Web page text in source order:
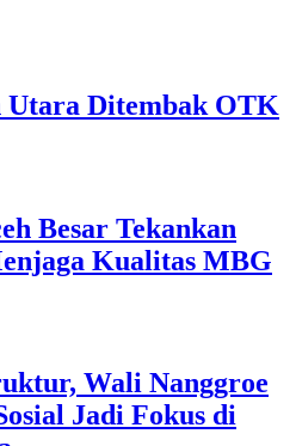
Utara Ditembak OTK
Besar Tekankan
Kualitas MBG
Wali Nanggroe
Jadi Fokus di